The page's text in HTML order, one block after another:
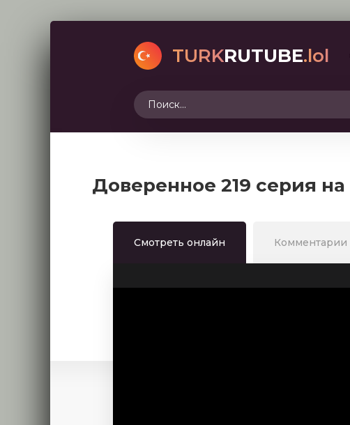
TURKRUTUBE.lol
Доверенное 219 серия
Смотреть онлайн Комментарии